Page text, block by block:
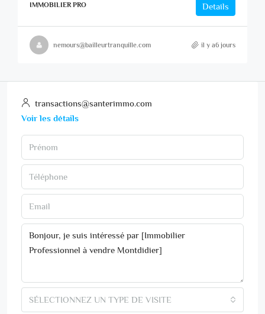
IMMOBILIER PRO Details
nemours@bailleurtranquille.com il y a6 jours
transactions@santerimmo.com
Voir les détails
SÉLECTIONNEZ UN TYPE DE VISITE